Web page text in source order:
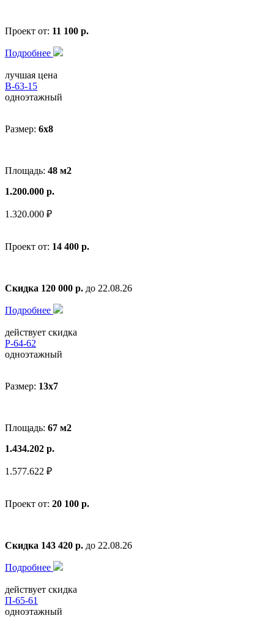
Проект от: 11 100 р.
Подробнее
лучшая цена
В-63-15
одноэтажный
Размер: 6x8
Площадь: 48 м2
1.200.000 р.
1.320.000 ₽
Проект от: 14 400 р.
Скидка 120 000 р. до 22.08.26
Подробнее
действует скидка
Р-64-62
одноэтажный
Размер: 13х7
Площадь: 67 м2
1.434.202 р.
1.577.622 ₽
Проект от: 20 100 р.
Скидка 143 420 р. до 22.08.26
Подробнее
действует скидка
П-65-61
одноэтажный